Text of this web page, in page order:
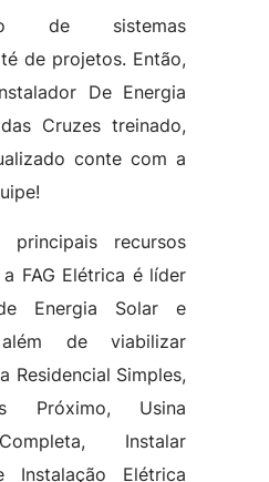
de sistemas
de projetos. Então,
De Energia
Cruzes treinado,
conte com a
principais recursos
FAG Elétrica é líder
Energia Solar e
de viabilizar
Residencial Simples,
Próximo, Usina
Instalar
Instalação Elétrica